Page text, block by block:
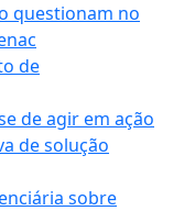
questionam no
de
de agir em ação
de solução
sobre